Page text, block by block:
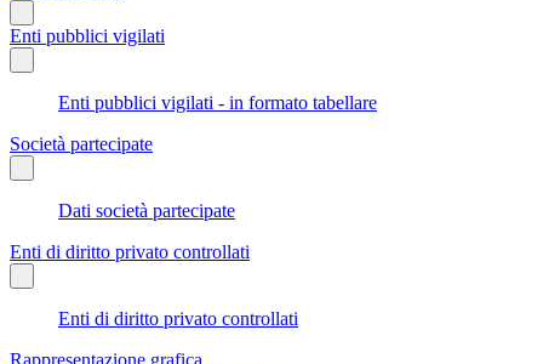
Enti pubblici vigilati
Enti pubblici vigilati - in formato tabellare
Società partecipate
Dati società partecipate
Enti di diritto privato controllati
Enti di diritto privato controllati
Rappresentazione grafica